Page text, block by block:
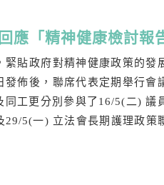
應「精神健康檢討報
貼政府對精神健康政策的發
佈後，聯席代表定期舉行會
工更分別參與了16/5(二) 議
5(一) 立法會長期護理政策